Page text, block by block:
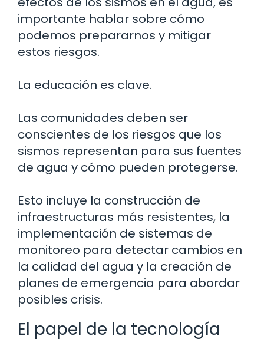
importante hablar sobre cómo
podemos prepararnos y mitigar
estos riesgos.
La educación es clave.
Las comunidades deben ser
conscientes de los riesgos que los
sismos representan para sus fuentes
de agua y cómo pueden protegerse.
Esto incluye la construcción de
infraestructuras más resistentes, la
implementación de sistemas de
monitoreo para detectar cambios en
la calidad del agua y la creación de
planes de emergencia para abordar
posibles crisis.
El papel de la tecnología